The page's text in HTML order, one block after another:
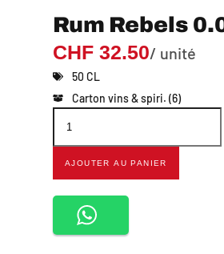
Rum Rebels
CHF 32.50/ unité
50 CL
Carton vins & spiri. (6)
AJOUTER AU PANIER